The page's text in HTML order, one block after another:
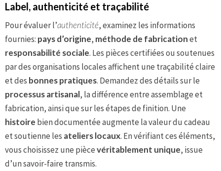
Label, authenticité et traçabilité
Pour évaluer l’authenticité, examinez les informations
fournies: pays d’origine, méthode de fabricationet
responsabilité sociale. Les pièces certifiées ou soutenues
par des organisations locales affichent une traçabilité claire
et des bonnes pratiques. Demandez des détails sur le
processus artisanal, la différence entre assemblage et
fabrication, ainsi que sur les étapes de finition. Une
histoire bien documentée augmente la valeur du cadeau
et soutienne les ateliers locaux. En vérifiant ces éléments,
vous choisissez une piècevéritablement unique, issue
d’un savoir-faire transmis.